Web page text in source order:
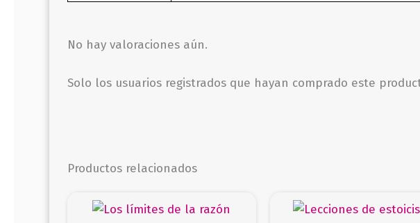
No hay valoraciones aún.
Solo los usuarios registrados que hayan comprado este
Productos relacionados